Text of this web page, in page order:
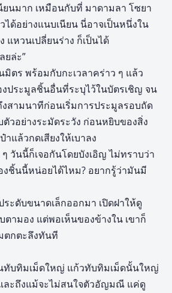
นมาก เหมือนกับที่ มาดามลา โซยา
ด้อย่างแนบเนียน นี่อาจเป็นหนึ่งใน
แหวนเปลี่ยนร่าง ก็เป็นได้
ยล่ะ”
มิตร พร้อมกับกะเวลาคร่าว ๆ แล้ว
ประมูลชิ้นอื่นที่ระบุไว้ในบัตรเชิญ จน
งสามนาทีก่อนเริ่มการประมูลรอบถัด
ตัวอย่างระมัดระวัง ก่อนหยิบของสิ่ง
แล้วกดเสียงให้เบาลง
วันนี้ก็เจอกันโดยบังเอิญ ไม่ทราบว่า
ชิ้นนี้หน่อยได้ไหม? อยากรู้ว่ามันมี
ระดับขนาดเล็กออกมา เปิดฝาให้ดู
ตามอง แต่พอเห็นของข้างใน เขาก็
ตกตะลึงทันที
ทับทิมเม็ดใหญ่ แก้วทับทิมเม็ดนั้นใหญ่
ละถึงแม้จะไม่สนใจตัวอัญมณี แค่ดู